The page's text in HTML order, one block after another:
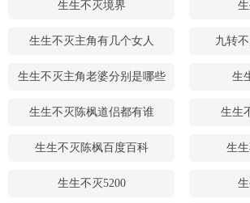
生生不灭境界
生生不灭主角有几个女人 九转
生生不灭主角老婆分别是哪些 生
生生不灭陈枫道侣都有谁 生生
生生不灭陈枫百度百科 生
生生不灭5200